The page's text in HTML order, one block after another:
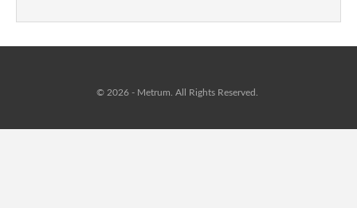
© 2026 - Metrum. All Rights Reserved.